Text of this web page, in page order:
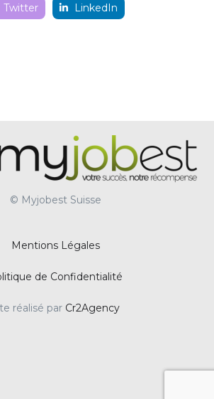
Twitter
LinkedIn
© Myjobest Suisse
Mentions Légales
de Confidentialité
réalisé par Cr2Agency